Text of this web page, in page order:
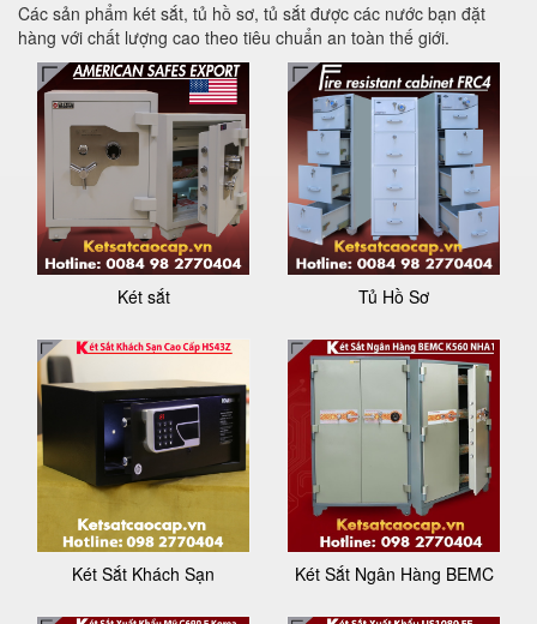
Các sản phẩm két sắt, tủ hồ sơ, tủ sắt được các nước bạn đặt
hàng với chất lượng cao theo tiêu chuẩn an toàn thế giới.
Két sắt Tủ Hồ Sơ
Két Sắt Khách Sạn Két Sắt Ngân Hàng BEMC